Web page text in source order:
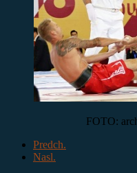
FOTO:
Predch.
Nasl.